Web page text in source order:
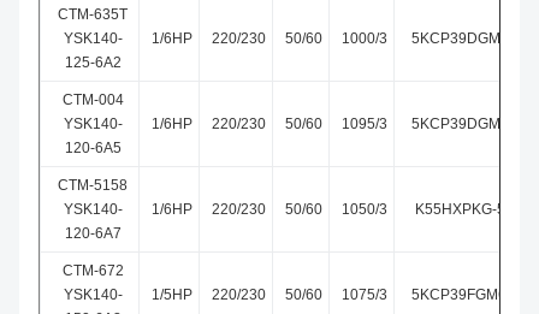
CTM-635T
YSK140-
125-6A2
1/6HP 220/230 50/60 1000/3 5KCP39DGM635T
CTM-004
YSK140-
120-6A5
1/6HP 220/230 50/60 1095/3 5KCP39DGM004T
CTM-5158
YSK140-
120-6A7
1/6HP 220/230 50/60 1050/3 K55HXPKG-5158
CTM-672
YSK140-
1/5HP 220/230 50/60 1075/3 5KCP39FGM672S